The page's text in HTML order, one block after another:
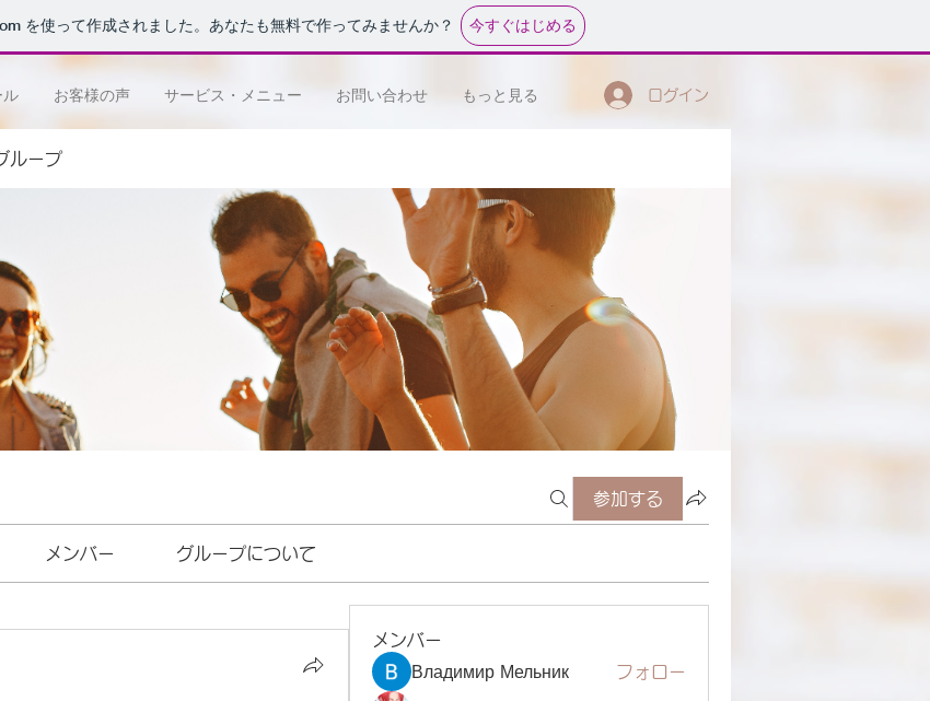
を使って作成されました。あなたも無料で作ってみませんか？ 今すぐはじめる
ル お客様の声 サービス・メニュー お問い合わせ もっと見る ログイン
ループ
参加する
メンバー グループについて
メンバー
Владимир Мельник
フォロー